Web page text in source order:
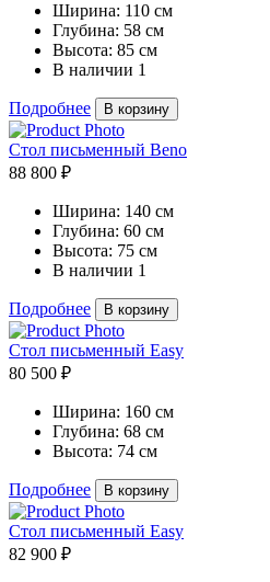
Ширина: 110 см
Глубина: 58 см
Высота: 85 см
В наличии 1
Подробнее В корзину
Стол письменный Beno
88 800 ₽
Ширина: 140 см
Глубина: 60 см
Высота: 75 см
В наличии 1
Подробнее В корзину
Стол письменный Easy
80 500 ₽
Ширина: 160 см
Глубина: 68 см
Высота: 74 см
Подробнее В корзину
Стол письменный Easy
82 900 ₽